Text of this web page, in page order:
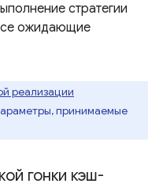
стратегии
ожидающие
реализации
принимаемые
гонки кэш-